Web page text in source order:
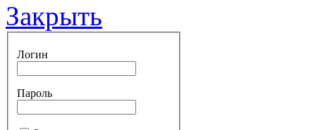
Закрыть
Логин
Пароль